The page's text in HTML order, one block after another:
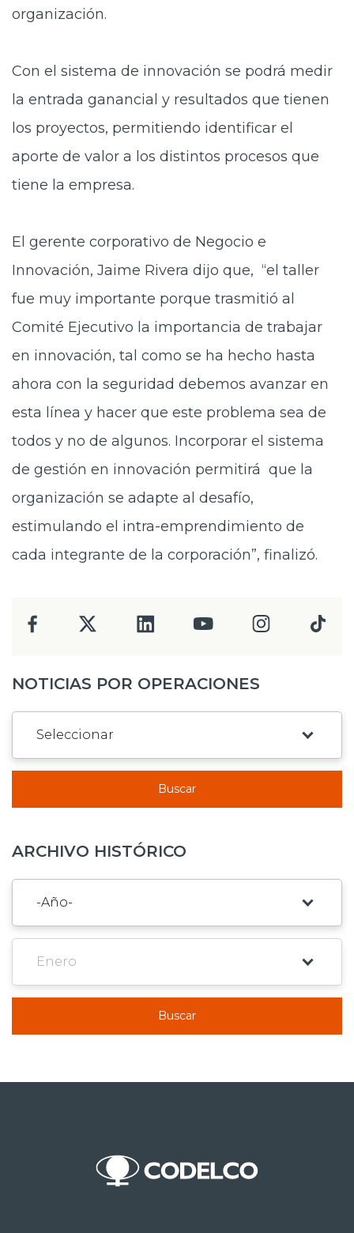
organización.
Con el sistema de innovación se podrá medir
la entrada ganancial y resultados que tienen
los proyectos, permitiendo identificar el
aporte de valor a los distintos procesos que
tiene la empresa.
El gerente corporativo de Negocio e
Innovación, Jaime Rivera dijo que, “el taller
fue muy importante porque trasmitió al
Comité Ejecutivo la importancia de trabajar
en innovación, tal como se ha hecho hasta
ahora con la seguridad debemos avanzar en
esta línea y hacer que este problema sea de
todos y no de algunos. Incorporar el sistema
de gestión en innovación permitirá que la
organización se adapte al desafío,
estimulando el intra-emprendimiento de
cada integrante de la corporación”, finalizó.
NOTICIAS POR OPERACIONES
Buscar
ARCHIVO HISTÓRICO
Buscar